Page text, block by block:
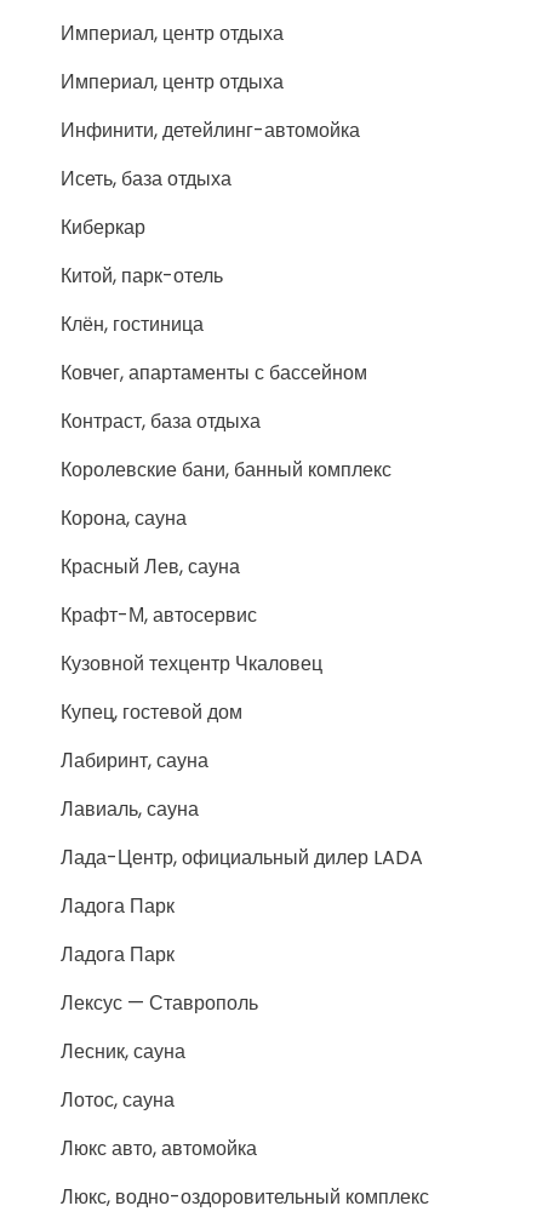
Империал, центр отдыха
Империал, центр отдыха
Инфинити, детейлинг-автомойка
Исеть, база отдыха
Киберкар
Китой, парк-отель
Клён, гостиница
Ковчег, апартаменты с бассейном
Контраст, база отдыха
Королевские бани, банный комплекс
Корона, сауна
Красный Лев, сауна
Крафт-М, автосервис
Кузовной техцентр Чкаловец
Купец, гостевой дом
Лабиринт, сауна
Лавиаль, сауна
Лада-Центр, официальный дилер LADA
Ладога Парк
Ладога Парк
Лексус — Ставрополь
Лесник, сауна
Лотос, сауна
Люкс авто, автомойка
Люкс, водно-оздоровительный комплекс